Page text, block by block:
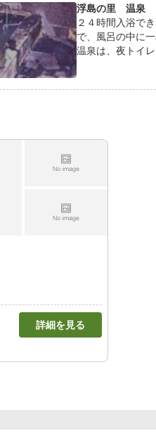
浮島の里 温泉
２４時間入浴で
で、風呂の中に
温泉は、夜トイ
詳細を見る